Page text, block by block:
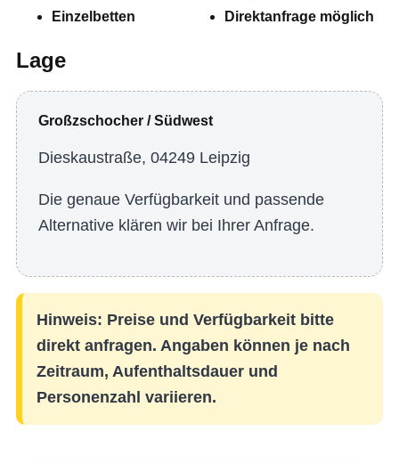
Einzelbetten
Direktanfrage möglich
Lage
Großzschocher / Südwest
Dieskaustraße, 04249 Leipzig
Die genaue Verfügbarkeit und passende
Alternative klären wir bei Ihrer Anfrage.
Hinweis: Preise und Verfügbarkeit bitte
direkt anfragen. Angaben können je nach
Zeitraum, Aufenthaltsdauer und
Personenzahl variieren.